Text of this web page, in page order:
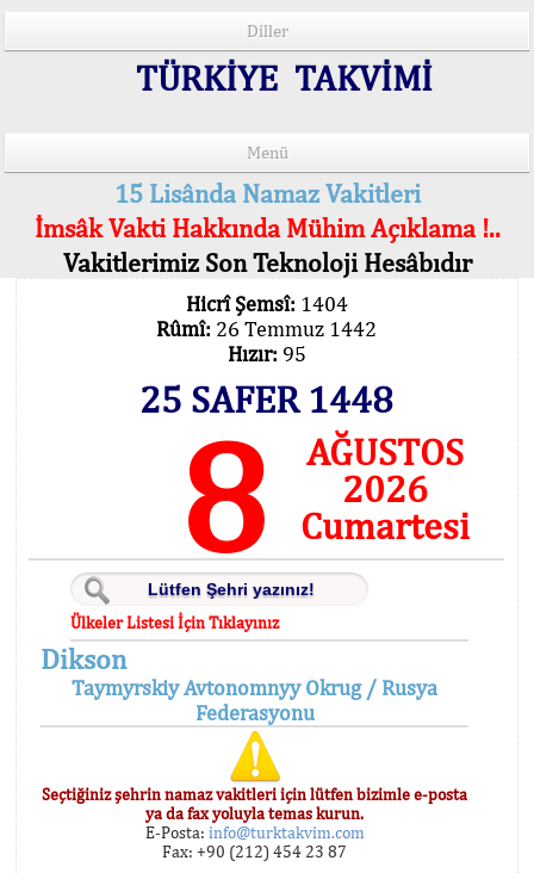
Diller
TÜRKİYE TAKVİMİ
Menü
15 Lisânda Namaz Vakitleri
İmsâk Vakti Hakkında Mühim Açıklama !..
Vakitlerimiz Son Teknoloji Hesâbıdır
Hicrî Şemsî: 1404
Rûmî: 26 Temmuz 1442
Hızır: 95
25 SAFER 1448
8
AĞUSTOS
2026
Cumartesi
Ülkeler Listesi İçin Tıklayınız
Dikson
Taymyrskiy Avtonomnyy Okrug / Rusya
Federasyonu
Seçtiğiniz şehrin namaz vakitleri için lütfen bizimle e-posta
ya da fax yoluyla temas kurun.
E-Posta: info@turktakvim.com
Fax: +90 (212) 454 23 87